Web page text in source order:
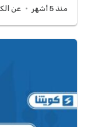
منذ 5 أشهر عن